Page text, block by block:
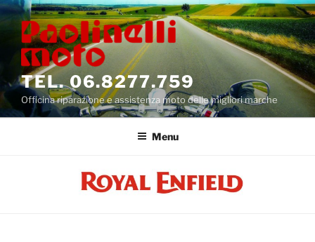
Salta
al
contenuto
TEL. 06.8277.759
Officina riparazione e assistenza moto delle migliori marche
Menu